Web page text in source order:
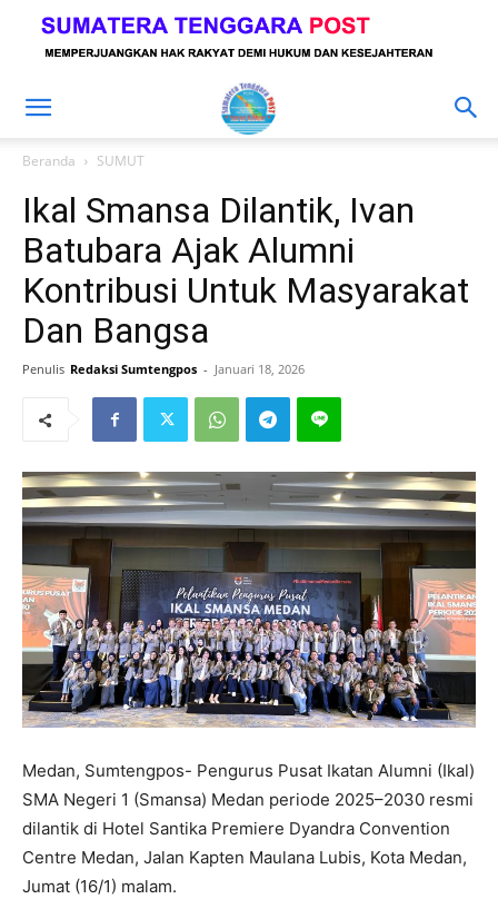
Beranda SUMUT
Ikal Smansa Dilantik, Ivan
Batubara Ajak Alumni
Kontribusi Untuk Masyarakat
Dan Bangsa
Penulis Redaksi Sumtengpos - Januari 18, 2026
Medan, Sumtengpos- Pengurus Pusat Ikatan Alumni (Ikal)
SMA Negeri 1 (Smansa) Medan periode 2025–2030 resmi
dilantik di Hotel Santika Premiere Dyandra Convention
Centre Medan, Jalan Kapten Maulana Lubis, Kota Medan,
Jumat (16/1) malam.